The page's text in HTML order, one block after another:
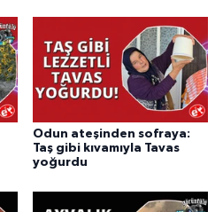
Odun ateşinden sofraya:
Taş gibi kıvamıyla Tavas
yoğurdu